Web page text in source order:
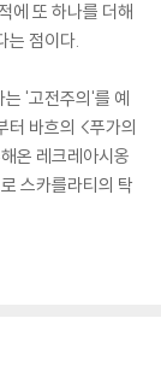
에 또 하나를 더해
는 점이다.
'고전주의'를 예
터 바흐의 <푸가의
온 레크레아시옹
스카를라티의 탁